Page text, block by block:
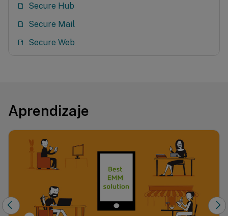
Secure Hub
Secure Mail
Secure Web
Aprendizaje